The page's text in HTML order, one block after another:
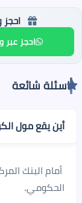
احجز عبر
اسئلة شائعة
أين يقع مول
أمام البنك
الحكومي.